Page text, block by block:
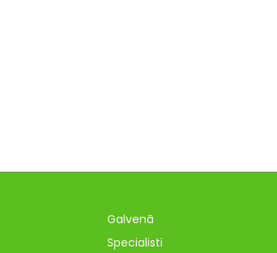
Galvenā
Specialisti